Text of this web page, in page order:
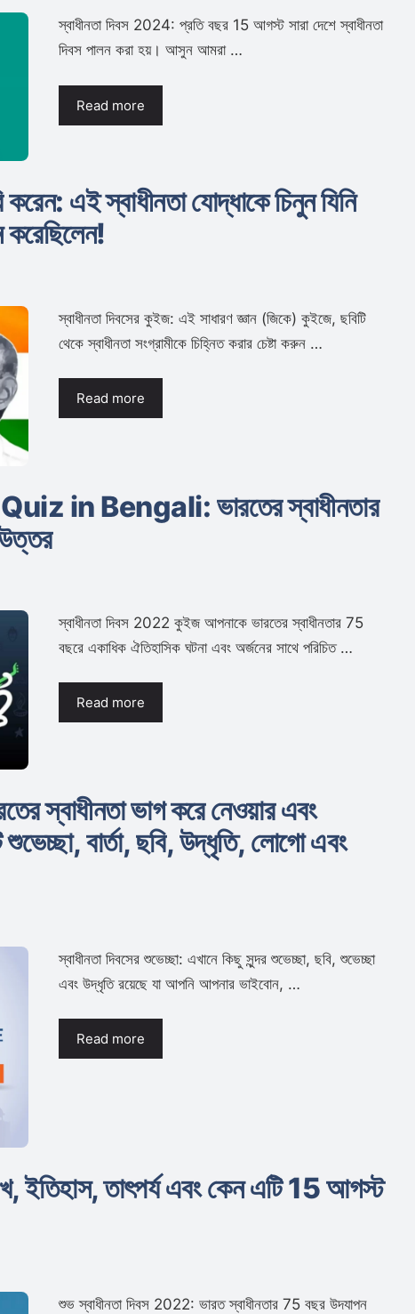
স্বাধীনতা দিবস 2024: প্রতি বছর 15 আগস্ট সারা দেশে স্বাধীনতা
দিবস পালন করা হয়। আসুন আমরা …
Read more
এই স্বাধীনতা যোদ্ধাকে চিনুন যিনি
করেছিলেন!
স্বাধীনতা দিবসের কুইজ: এই সাধারণ জ্ঞান (জিকে) কুইজে, ছবিটি
থেকে স্বাধীনতা সংগ্রামীকে চিহ্নিত করার চেষ্টা করুন …
Read more
in Bengali: ভারতের স্বাধীনতার
স্বাধীনতা দিবস 2022 কুইজ আপনাকে ভারতের স্বাধীনতার 75
বছরে একাধিক ঐতিহাসিক ঘটনা এবং অর্জনের সাথে পরিচিত …
Read more
স্বাধীনতা ভাগ করে নেওয়ার এবং
বার্তা, ছবি, উদ্ধৃতি, লোগো এবং
স্বাধীনতা দিবসের শুভেচ্ছা: এখানে কিছু সুন্দর শুভেচ্ছা, ছবি, শুভেচ্ছা
এবং উদ্ধৃতি রয়েছে যা আপনি আপনার ভাইবোন, …
Read more
ইতিহাস, তাৎপর্য এবং কেন এটি 15 আগস্ট
শুভ স্বাধীনতা দিবস 2022: ভারত স্বাধীনতার 75 বছর উদযাপন